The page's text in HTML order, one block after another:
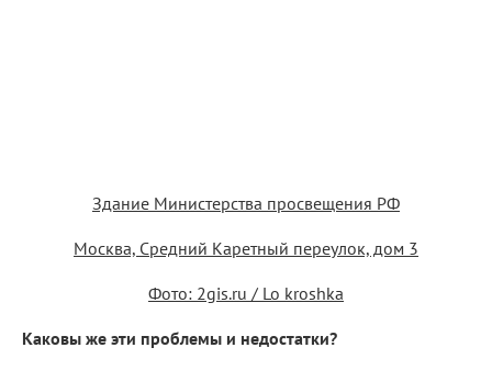
Здание Министерства просвещения РФ
Москва, Средний Каретный переулок, дом 3
Фото: 2gis.ru / Lo kroshka
Каковы же эти проблемы и недостатки?